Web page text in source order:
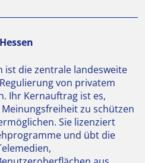
ist die zentrale landesweite
von privatem
Ihr Kernauftrag ist es,
zu schützen
Sie lizenziert
und übt die